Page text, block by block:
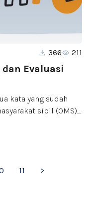
366 211
Evaluasi
kata yang sudah
sipil (OMS)....
11 >